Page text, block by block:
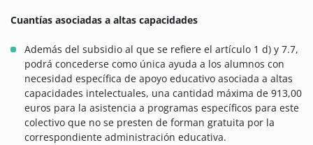
Cuantías asociadas a altas capacidades
Además del subsidio al que se refiere el artículo 1 d) y 7.7,
podrá concederse como única ayuda a los alumnos con
necesidad específica de apoyo educativo asociada a altas
capacidades intelectuales, una cantidad máxima de 913,00
euros para la asistencia a programas específicos para este
colectivo que no se presten de forman gratuita por la
correspondiente administración educativa.